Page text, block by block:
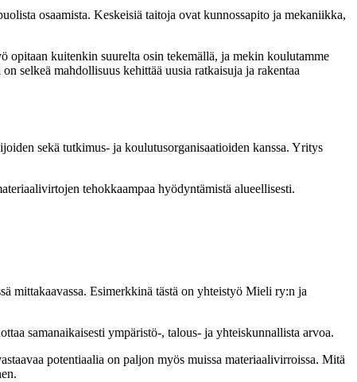
osaamista. Keskeisiä taitoja ovat kunnossapito ja mekaniikka,
opitaan kuitenkin suurelta osin tekemällä, ja mekin koulutamme
selkeä mahdollisuus kehittää uusia ratkaisuja ja rakentaa
sekä tutkimus- ja koulutusorganisaatioiden kanssa. Yritys
tehokkaampaa hyödyntämistä alueellisesti.
mittakaavassa. Esimerkkinä tästä on yhteistyö Mieli ry:n ja
samanaikaisesti ympäristö-, talous- ja yhteiskunnallista arvoa.
potentiaalia on paljon myös muissa materiaalivirroissa. Mitä